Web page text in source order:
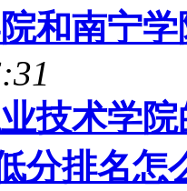
和南宁
技术学
分排名怎